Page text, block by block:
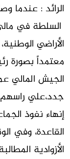
الرائد :
السلطة في
الأراضي
معتمداً بصورة
الجيش المالي
جدد،علي
إنهاء نفوذ
القاعدة، وفي
الأزوادية